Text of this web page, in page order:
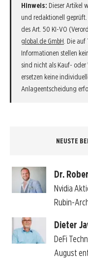
Hinweis: Dieser Artikel
und redaktionell
des Art. 50 KI-VO
global.de GmbH. Die auf
Informationen stellen
sind nicht als Kauf- oder
ersetzen keine
Anlageentscheidung
NEUSTE
Dr.
Nvidia
Rubin-
Dieter
DeFi
August